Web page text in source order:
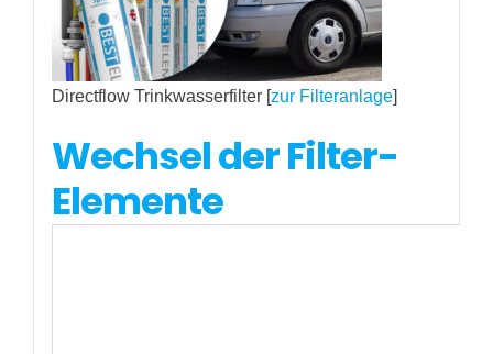
Directflow Trinkwasserfilter [zur Filteranlage]
Wechsel der Filter-
Elemente